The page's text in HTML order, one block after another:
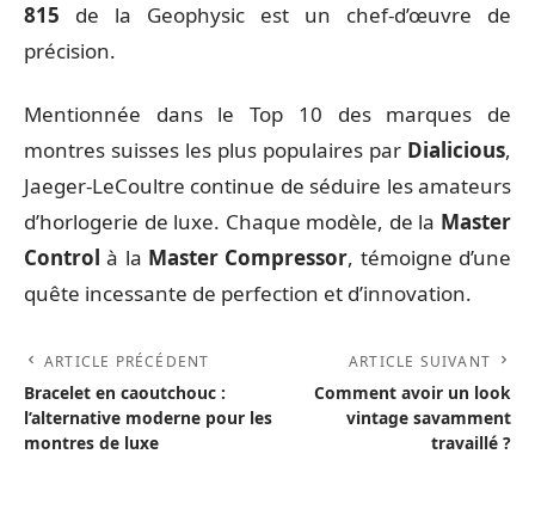
815 de la Geophysic est un chef-d’œuvre de
précision.
Mentionnée dans le Top 10 des marques de
montres suisses les plus populaires par Dialicious,
Jaeger-LeCoultre continue de séduire les amateurs
d’horlogerie de luxe. Chaque modèle, de la Master
Control à la Master Compressor, témoigne d’une
quête incessante de perfection et d’innovation.
ARTICLE PRÉCÉDENT
Bracelet en caoutchouc :
l’alternative moderne pour les
montres de luxe
ARTICLE SUIVANT
Comment avoir un look
vintage savamment
travaillé ?